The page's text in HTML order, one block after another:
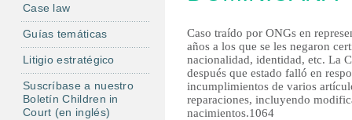
Caso traído por ONGs en
años a los que se les negaron
nacionalidad, identidad, etc. La
después que estado falló en
incumplimientos de varios
reparaciones, incluyendo
nacimientos.1064
Case law
Guías temáticas
Litigio estratégico
Suscríbase a nuestro
Boletín Children in
Court (en inglés)